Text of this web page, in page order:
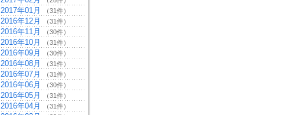
2017年01月 （31件）
2016年12月 （31件）
2016年11月 （30件）
2016年10月 （31件）
2016年09月 （30件）
2016年08月 （31件）
2016年07月 （31件）
2016年06月 （30件）
2016年05月 （31件）
2016年04月 （31件）